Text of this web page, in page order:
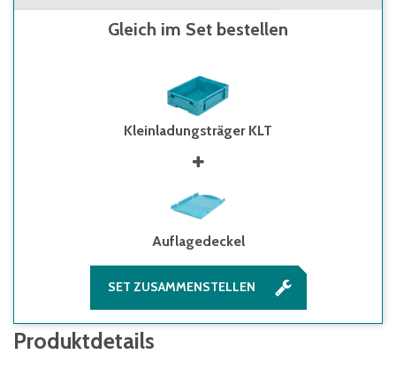
Gleich im Set bestellen
Kleinladungsträger KLT
Auflagedeckel
SET ZUSAMMENSTELLEN
Produktdetails